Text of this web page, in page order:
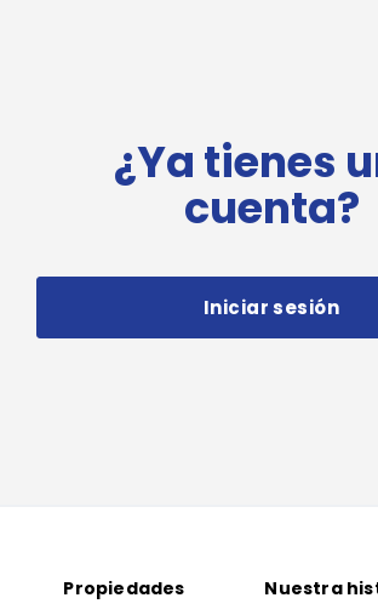
¿Ya tienes
cuenta?
Iniciar sesión
Propiedades
Nuestra